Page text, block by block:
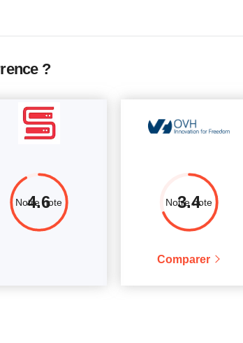
?
Notre note
4.6 Notre note
3.4
Comparer